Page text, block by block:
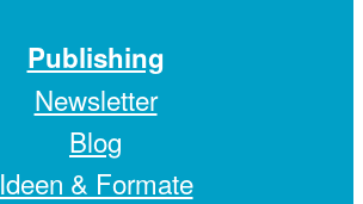
Publishing
Newsletter
Blog
Ideen & Formate